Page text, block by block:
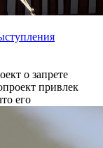
о запрете
привлек
его